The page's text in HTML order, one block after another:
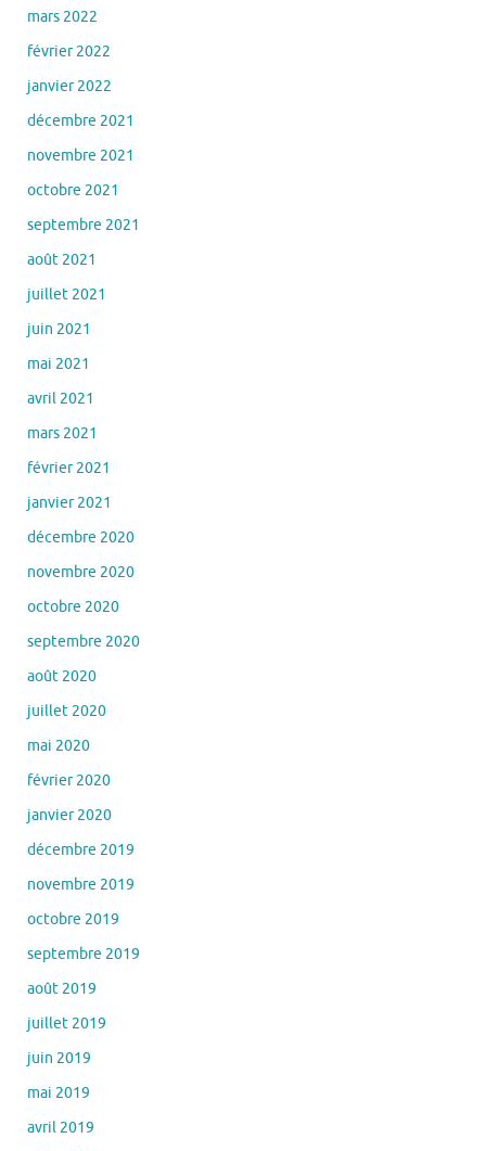
mars 2022
février 2022
janvier 2022
décembre 2021
novembre 2021
octobre 2021
septembre 2021
août 2021
juillet 2021
juin 2021
mai 2021
avril 2021
mars 2021
février 2021
janvier 2021
décembre 2020
novembre 2020
octobre 2020
septembre 2020
août 2020
juillet 2020
mai 2020
février 2020
janvier 2020
décembre 2019
novembre 2019
octobre 2019
septembre 2019
août 2019
juillet 2019
juin 2019
mai 2019
avril 2019